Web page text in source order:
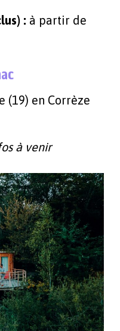
: à partir de
(19) en Corrèze
à venir